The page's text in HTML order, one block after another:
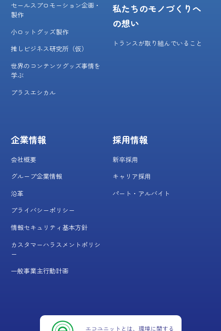
セールスプロモーション企画・
製作
小ロットグッズ製作
推しビジネス研究所（仮）
世界のコンテンツグッズ事情を
学ぶ
プラスエシカル
私たちのモノづくりへ
の想い
トランスが取り組んでいること
企業情報
会社概要
グループ企業情報
沿革
プライバシーポリシー
情報セキュリティ基本方針
カスタマーハラスメントポリシ
ー
一般事業主行動計画
採用情報
新卒採用
キャリア採用
パート・アルバイト